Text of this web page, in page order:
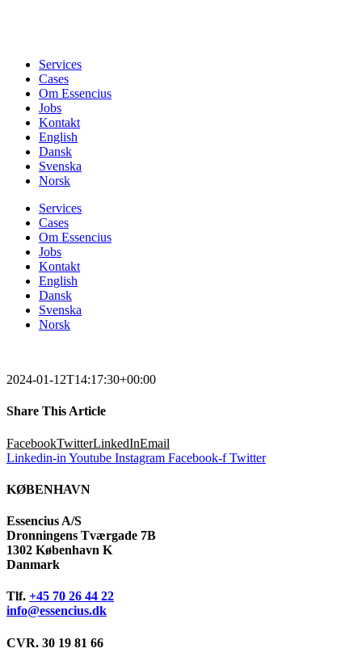
Services
Cases
Om Essencius
Jobs
Kontakt
English
Dansk
Svenska
Norsk
Services
Cases
Om Essencius
Jobs
Kontakt
English
Dansk
Svenska
Norsk
2024-01-12T14:17:30+00:00
Share This Article
FacebookTwitterLinkedInEmail
Linkedin-in Youtube Instagram Facebook-f Twitter
KØBENHAVN
Essencius A/S
Dronningens Tværgade 7B
1302 København K
Danmark
Tlf. +45 70 26 44 22
info@essencius.dk
CVR. 30 19 81 66